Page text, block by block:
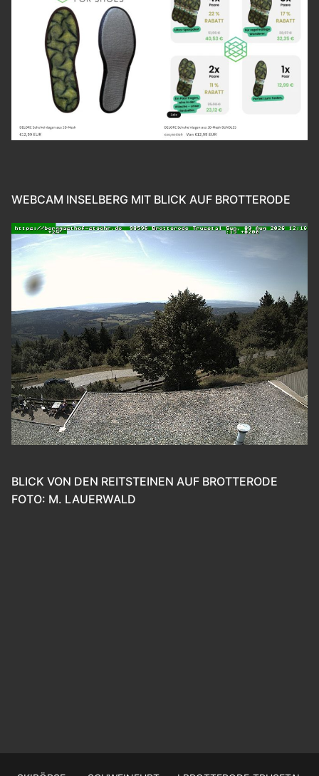
WEBCAM INSELBERG MIT BLICK AUF BROTTERODE
BLICK VON DEN REITSTEINEN AUF BROTTERODE
FOTO: M. LAUERWALD